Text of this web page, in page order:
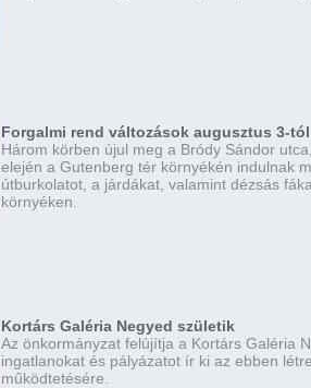
Forgalmi rend változások augusztus 3-tól
Három körben újul meg a Bródy Sándor
elején a Gutenberg tér környékén indulnak
útburkolatot, a járdákat, valamint dézsás
környéken.
Kortárs Galéria Negyed születik
Az önkormányzat felújítja a Kortárs Galéria
ingatlanokat és pályázatot ír ki az ebben
működtetésére.